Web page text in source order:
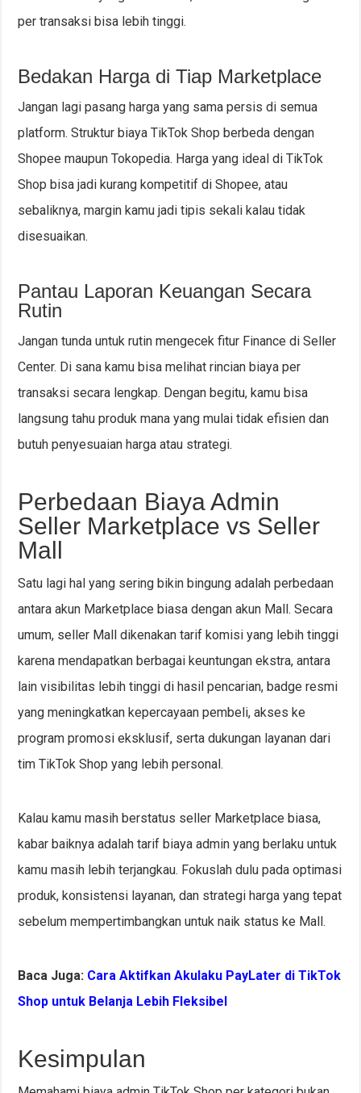
per transaksi bisa lebih tinggi.
Bedakan Harga di Tiap Marketplace
Jangan lagi pasang harga yang sama persis di semua
platform. Struktur biaya TikTok Shop berbeda dengan
Shopee maupun Tokopedia. Harga yang ideal di TikTok
Shop bisa jadi kurang kompetitif di Shopee, atau
sebaliknya, margin kamu jadi tipis sekali kalau tidak
disesuaikan.
Pantau Laporan Keuangan Secara
Rutin
Jangan tunda untuk rutin mengecek fitur Finance di Seller
Center. Di sana kamu bisa melihat rincian biaya per
transaksi secara lengkap. Dengan begitu, kamu bisa
langsung tahu produk mana yang mulai tidak efisien dan
butuh penyesuaian harga atau strategi.
Perbedaan Biaya Admin
Seller Marketplace vs Seller
Mall
Satu lagi hal yang sering bikin bingung adalah perbedaan
antara akun Marketplace biasa dengan akun Mall. Secara
umum, seller Mall dikenakan tarif komisi yang lebih tinggi
karena mendapatkan berbagai keuntungan ekstra, antara
lain visibilitas lebih tinggi di hasil pencarian, badge resmi
yang meningkatkan kepercayaan pembeli, akses ke
program promosi eksklusif, serta dukungan layanan dari
tim TikTok Shop yang lebih personal.
Kalau kamu masih berstatus seller Marketplace biasa,
kabar baiknya adalah tarif biaya admin yang berlaku untuk
kamu masih lebih terjangkau. Fokuslah dulu pada optimasi
produk, konsistensi layanan, dan strategi harga yang tepat
sebelum mempertimbangkan untuk naik status ke Mall.
Baca Juga: Cara Aktifkan Akulaku PayLater di TikTok
Shop untuk Belanja Lebih Fleksibel
Kesimpulan